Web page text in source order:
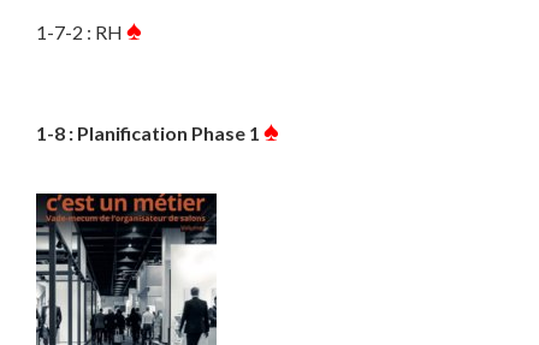
1-7-2 : RH ♠
1-8 : Planification Phase 1 ♠